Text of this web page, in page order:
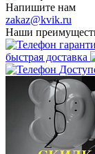
Напишите нам
zakaz@kvik.ru
Наши
быстрая доставка